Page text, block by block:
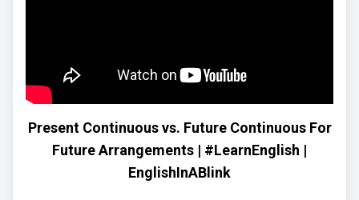
Present Continuous vs. Future Continuous For
Future Arrangements | #LearnEnglish |
EnglishInABlink